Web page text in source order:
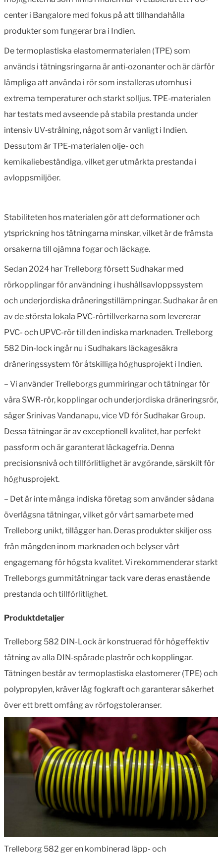
center i Bangalore med fokus på att tillhandahålla
produkter som fungerar bra i Indien.
De termoplastiska elastomermaterialen (TPE) som
används i tätningsringarna är anti‑ozonanter och är därför
lämpliga att använda i rör som installeras utomhus i
extrema temperaturer och starkt solljus. TPE-materialen
har testats med avseende på stabila prestanda under
intensiv UV‑strålning, något som är vanligt i Indien.
Dessutom är TPE-materialen olje- och
kemikaliebeständiga, vilket ger utmärkta prestanda i
avloppsmiljöer.
Stabiliteten hos materialen gör att deformationer och
ytsprickning hos tätningarna minskar, vilket är de främsta
orsakerna till ojämna fogar och läckage.
Sedan 2024 har Trelleborg försett Sudhakar med
rörkopplingar för användning i hushållsavloppssystem
och underjordiska dräneringstillämpningar. Sudhakar är en
av de största lokala PVC-rörtillverkarna som levererar
PVC- och UPVC-rör till den indiska marknaden. Trelleborg
582 Din-lock ingår nu i Sudhakars läckagesäkra
dräneringssystem för åtskilliga höghusprojekt i Indien.
– Vi använder Trelleborgs gummiringar och tätningar för
våra SWR-rör, kopplingar och underjordiska dräneringsrör,
säger Srinivas Vandanapu, vice VD för Sudhakar Group.
Dessa tätningar är av exceptionell kvalitet, har perfekt
passform och är garanterat läckagefria. Denna
precisionsnivå och tillförlitlighet är avgörande, särskilt för
höghusprojekt.
– Det är inte många indiska företag som använder sådana
överlägsna tätningar, vilket gör vårt samarbete med
Trelleborg unikt, tillägger han. Deras produkter skiljer oss
från mängden inom marknaden och belyser vårt
engagemang för högsta kvalitet. Vi rekommenderar starkt
Trelleborgs gummitätningar tack vare deras enastående
prestanda och tillförlitlighet.
Produktdetaljer
Trelleborg 582 DIN-Lock är konstruerad för högeffektiv
tätning av alla DIN-spårade plaströr och kopplingar.
Tätningen består av termoplastiska elastomerer (TPE) och
polypropylen, kräver låg fogkraft och garanterar säkerhet
över ett brett omfång av rörfogstoleranser.
Trelleborg 582 ger en kombinerad läpp- och